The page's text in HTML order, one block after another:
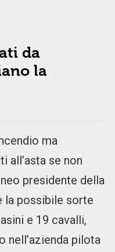
da
la
ma
all’asta se non
presidente della
la possibile sorte
e 19 cavalli,
nell’azienda pilota